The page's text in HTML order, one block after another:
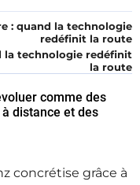
la technologie redéfinit
la route
comme des
distance et des
concrétise grâce à